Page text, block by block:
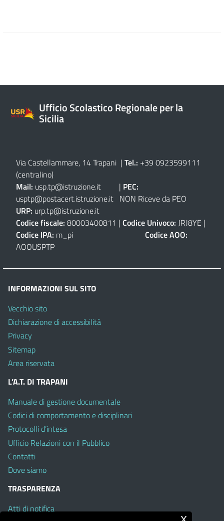
Ufficio Scolastico Regionale per la
Sicilia
Via Castellammare, 14 Trapani | Tel.: +39 0923599111
(centralino)
Mail: usp.tp@istruzione.it | PEC:
usptp@postacert.istruzione.it NON Riceve da PEO
URP: urp.tp@istruzione.it
Codice fiscale: 80003400811 | Codice Univoco: JRJ8YE |
Codice IPA: m_pi Codice AOO:
AOOUSPTP
INFORMAZIONI SUL SITO
Vecchio sito
Dichiarazione di accessibilità
Privacy
Sitemap
Area riservata
L’A.T. DI TRAPANI
Manuale di gestione documentale
Codici di comportamento e disciplinari
Protocolli d’intesa
Ufficio Relazioni con il Pubblico
Contatti
Dove siamo
TRASPARENZA
Atti di notifica